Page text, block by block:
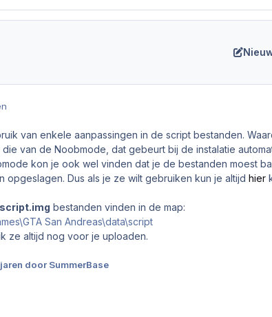
van enkele aanpassingen in de script bestanden.
van de Noobmode, dat gebeurt bij de instalatie
kon je ook wel vinden dat je de bestanden moest
opgeslagen. Dus als je ze wilt gebruiken kun je altijd hier
script.img bestanden vinden in de map:
San Andreas\data\script
ze altijd nog voor je uploaden.
door SummerBase